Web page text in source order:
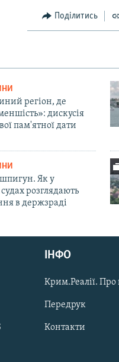
Поділитись
регіон, де
дискусія
пам'ятної дати
Як у
розглядають
в держзраді
ІНФО
Крим.Реалії. Про
Передрук
Контакти